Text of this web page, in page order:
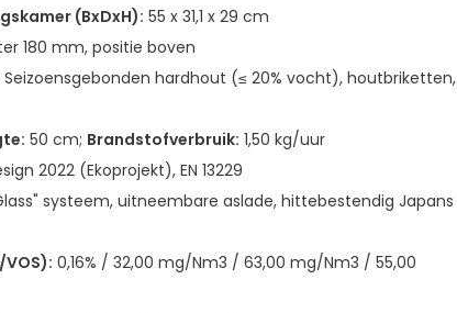
(BxDxH): 55 x 31,1 x 29 cm
180 mm, positie boven
Seizoensgebonden hardhout (≤ 20% vocht), houtbriketten,
50 cm; Brandstofverbruik: 1,50 kg/uur
2022 (Ekoprojekt), EN 13229
systeem, uitneembare aslade, hittebestendig Japans
0,16% / 32,00 mg/Nm3 / 63,00 mg/Nm3 / 55,00